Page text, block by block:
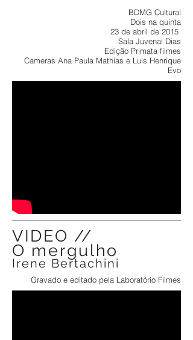
VIDEO //
O mergulho
Irene Bertachini
BDMG Cultural
Dois na quinta
23 de abril de 2015
Sala Juvenal Dias
Edição Primata filmes
Cameras Ana Paula Mathias e Luis Henrique
Evo
Gravado e editado pela Laboratório Filmes